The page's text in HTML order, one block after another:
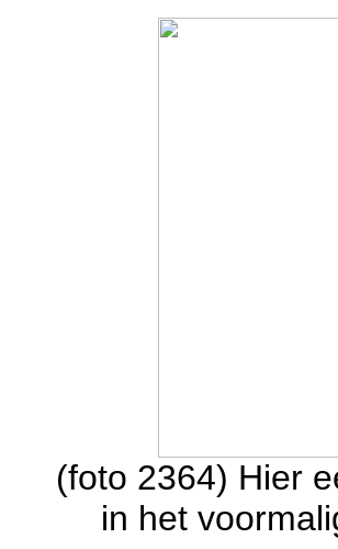
(foto 2364) Hier
in het